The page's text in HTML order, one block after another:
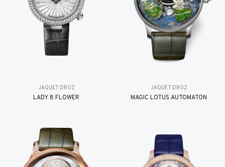
JAQUET DROZ
LADY 8 FLOWER
JAQUET DROZ
MAGIC LOTUS AUTOMATON